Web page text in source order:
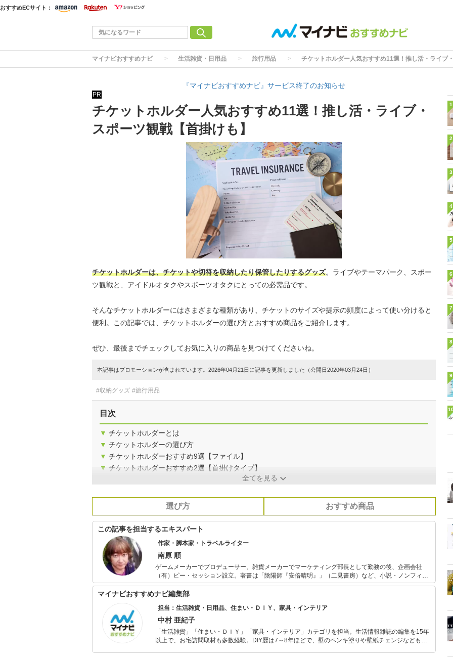
おすすめECサイト：
マイナビおすすめナビ 生活雑貨・日用品 旅行用品 チケットホルダー人気おすすめ11選！推し活・ライブ
『マイナビおすすめナビ』サービス終了のお知らせ
PR
チケットホルダー人気おすすめ11選！推し活・ライブ・
スポーツ観戦【首掛けも】
チケットホルダーは、チケットや切符を収納したり保管したりするグッズ。ライブやテーマパーク、スポー
ツ観戦と、アイドルオタクやスポーツオタクにとっての必需品です。
そんなチケットホルダーにはさまざまな種類があり、チケットのサイズや提示の頻度によって使い分けると
便利。この記事では、チケットホルダーの選び方とおすすめ商品をご紹介します。
ぜひ、最後までチェックしてお気に入りの商品を見つけてくださいね。
本記事はプロモーションが含まれています。2026年04月21日に記事を更新しました（公開日2020年03月24日）
#収納グッズ #旅行用品
目次
▼ チケットホルダーとは
▼ チケットホルダーの選び方
▼ チケットホルダーおすすめ9選【ファイル】
▼ チケットホルダーおすすめ2選【首掛けタイプ】
全てを見る
選び方 おすすめ商品
この記事を担当するエキスパート
作家・脚本家・トラベルライター
南原 順
ゲームメーカーでプロデューサー、雑貨メーカーでマーケティング部長として勤務の後、企画会社
（有）ピー・セッション設立。著書は「陰陽師『安倍晴明』」（二見書房）など、小説・ノンフィク
ション・トラベルガイドなど多岐にわたる。脚本では、2019年10月上演の音楽時代劇「佐那と龍
馬」、RPGゲームアプリ「セフィロティクサーガ（ケムコ）」など。雑貨メーカーやIT企業の顧問を
マイナビおすすめナビ編集部
担当：生活雑貨・日用品、住まい・ＤＩＹ、家具・インテリア
中村 亜紀子
「生活雑貨」「住まい・ＤＩＹ」「家具・インテリア」カテゴリを担当。生活情報雑誌の編集を15年
以上で、お宅訪問取材も多数経験。DIY歴は7～8年ほどで、壁のペンキ塗りや壁紙チェンジなどもチ
1
2
3
4
5
6
7
8
9